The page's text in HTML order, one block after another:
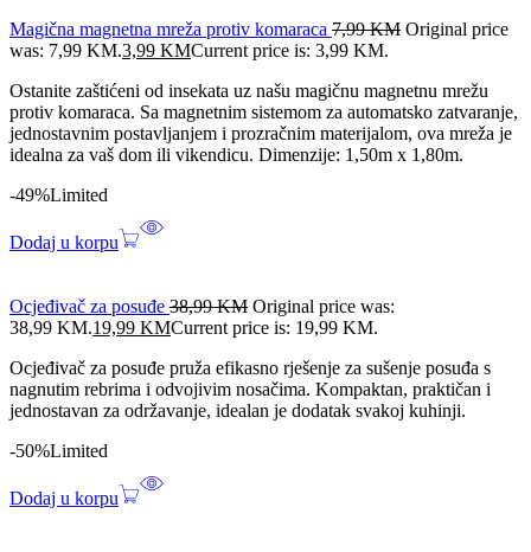
Magična magnetna mreža protiv komaraca 7,99KM Original price
was: 7,99 KM.3,99 KMCurrent price is: 3,99 KM.
Ostanite zaštićeni od insekata uz našu magičnu magnetnu mrežu
protiv komaraca. Sa magnetnim sistemom za automatsko zatvaranje,
jednostavnim postavljanjem i prozračnim materijalom, ova mreža je
idealna za vaš dom ili vikendicu. Dimenzije: 1,50m x 1,80m.
-49%Limited
Dodaj u korpu
Ocjeđivač za posuđe 38,99KM Original price was:
38,99 KM.19,99 KMCurrent price is: 19,99 KM.
Ocjeđivač za posuđe pruža efikasno rješenje za sušenje posuđa s
nagnutim rebrima i odvojivim nosačima. Kompaktan, praktičan i
jednostavan za održavanje, idealan je dodatak svakoj kuhinji.
-50%Limited
Dodaj u korpu